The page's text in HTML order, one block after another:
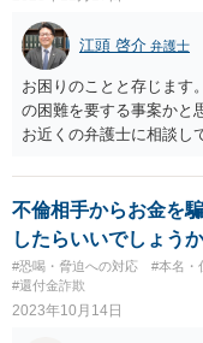
江頭 啓介 弁護士
お困りのことと存じます
の困難を要する事案かと
お近くの弁護士に相談し
不倫相手からお金を
したらいいでしょうか
#恐喝・脅迫への対応 #本名・
#還付金詐欺
2023年10月14日